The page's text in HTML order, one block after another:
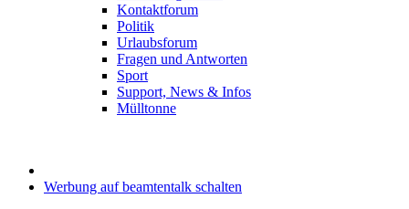
Kontaktforum
Politik
Urlaubsforum
Fragen und Antworten
Sport
Support, News & Infos
Mülltonne
Werbung auf beamtentalk schalten